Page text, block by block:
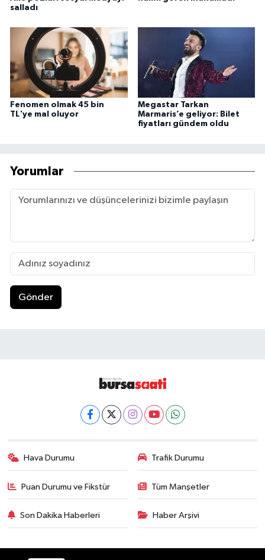
salladı
Fenomen olmak 45 bin
TL'ye mal oluyor
Megastar Tarkan
Marmaris’e geliyor: Bilet
fiyatları gündem oldu
Yorumlar
Gönder
Hava Durumu Trafik Durumu
Puan Durumu ve Fikstür Tüm Manşetler
Son Dakika Haberleri Haber Arşivi